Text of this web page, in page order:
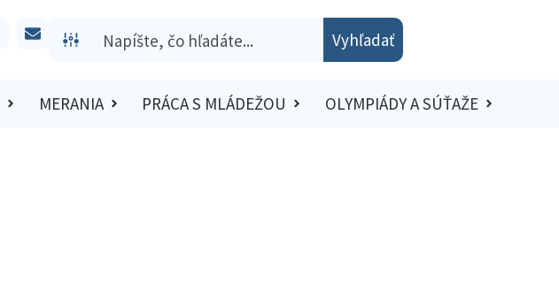
Vyhľadať
MERANIA PRÁCA S MLÁDEŽOU OLYMPIÁDY A SÚŤAŽE